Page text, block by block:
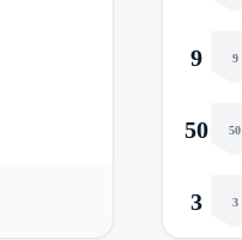
9 9
50 50
3 3